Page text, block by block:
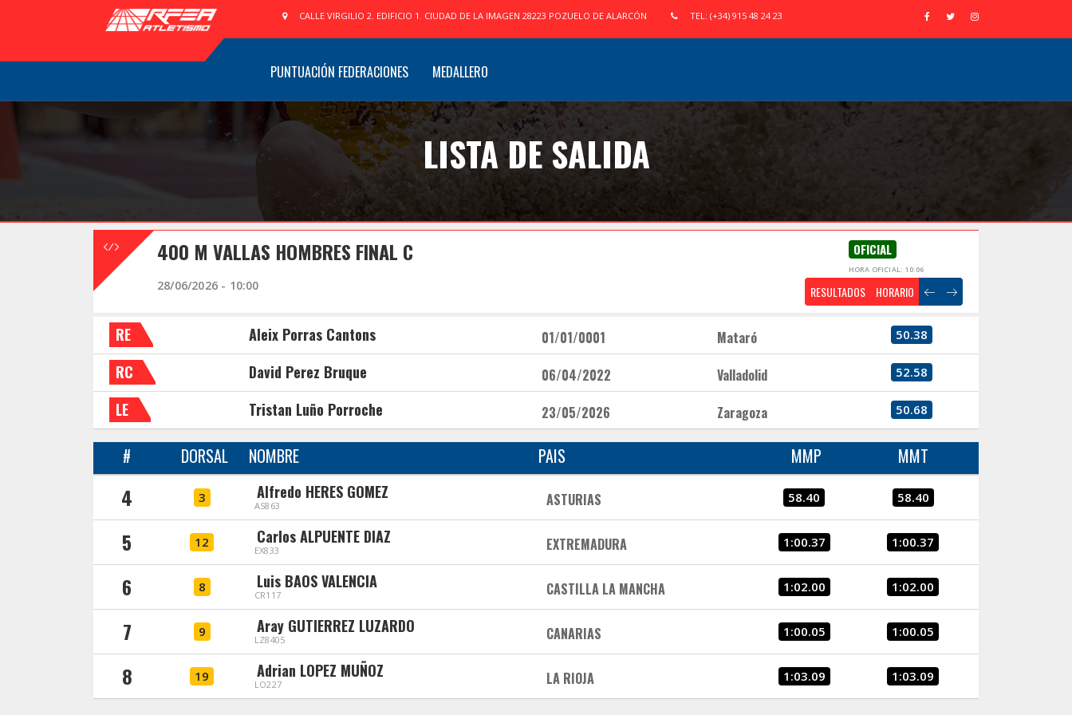
CALLE VIRGILIO 2. EDIFICIO 1. CIUDAD DE LA IMAGEN 28223 POZUELO DE ALARCÓN TEL: (+34) 915 48 24 23
PUNTUACIÓN FEDERACIONES MEDALLERO
LISTA DE SALIDA
400 M VALLAS HOMBRES FINAL C OFICIAL
HORA OFICIAL: 10:06
28/06/2026 - 10:00 RESULTADOS HORARIO
RE Aleix Porras Cantons 01/01/0001 Mataró 50.38
RC David Perez Bruque 06/04/2022 Valladolid 52.58
LE Tristan Luño Porroche 23/05/2026 Zaragoza 50.68
# DORSAL NOMBRE PAIS MMP MMT
4 3 Alfredo HERES GOMEZ
AS863 ASTURIAS 58.40 58.40
5 12 Carlos ALPUENTE DIAZ
EX833 EXTREMADURA 1:00.37 1:00.37
6 8 Luis BAOS VALENCIA
CR117 CASTILLA LA MANCHA 1:02.00 1:02.00
7 9 Aray GUTIERREZ LUZARDO
LZ8405 CANARIAS 1:00.05 1:00.05
8 19 Adrian LOPEZ MUÑOZ
LO227 LA RIOJA 1:03.09 1:03.09